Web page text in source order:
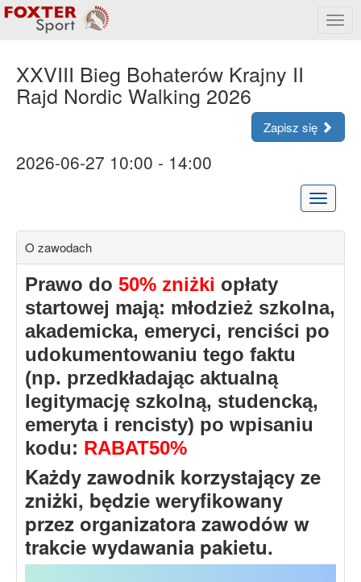
menu
XXVIII Bieg Bohaterów Krajny II
Rajd Nordic Walking 2026
Zapisz się
2026-06-27 10:00 - 14:00
Rozwiń
menu
O zawodach
Prawo do 50% zniżki opłaty
startowej mają: młodzież szkolna,
akademicka, emeryci, renciści po
udokumentowaniu tego faktu
(np. przedkładając aktualną
legitymację szkolną, studencką,
emeryta i rencisty) po wpisaniu
kodu: RABAT50%
Każdy zawodnik korzystający ze
zniżki, będzie weryfikowany
przez organizatora zawodów w
trakcie wydawania pakietu.